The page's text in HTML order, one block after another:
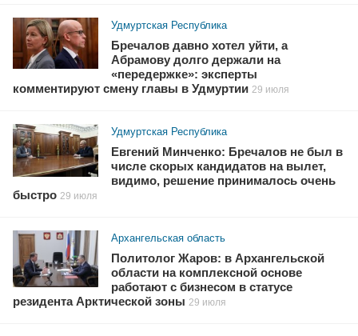
Удмуртская Республика
Бречалов давно хотел уйти, а
Абрамову долго держали на
«передержке»: эксперты
комментируют смену главы в Удмуртии 29 июля
Удмуртская Республика
Евгений Минченко: Бречалов не был в
числе скорых кандидатов на вылет,
видимо, решение принималось очень
быстро 29 июля
Архангельская область
Политолог Жаров: в Архангельской
области на комплексной основе
работают с бизнесом в статусе
резидента Арктической зоны 29 июля